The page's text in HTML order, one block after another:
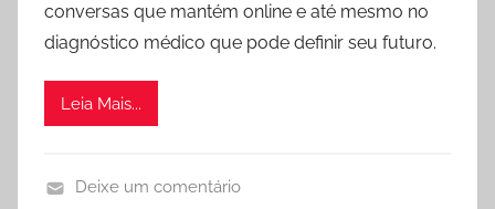
conversas que mantém online e até mesmo no
diagnóstico médico que pode definir seu futuro.
Leia Mais...
Deixe um comentário